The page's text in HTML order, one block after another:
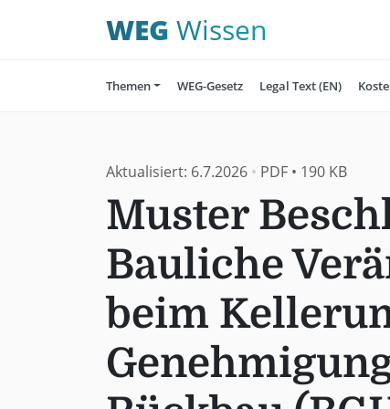
WEG Wissen
Themen WEG-Gesetz Legal Text (EN)
Aktualisiert: 6.7.2026• PDF• 190 KB
Muster
Bauliche
beim